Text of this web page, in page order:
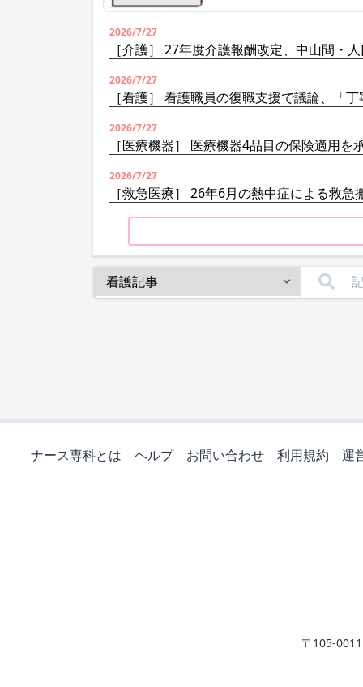
2026/7/27
［介護］ 27年度介護報酬改定、中山間・
2026/7/27
［看護］ 看護職員の復職支援で議論、「
2026/7/27
［医療機器］ 医療機器4品目の保険適用
2026/7/27
［救急医療］ 26年6月の熱中症による救
ナース専科とは ヘルプ お問い合わせ 利用規約 運
〒105-